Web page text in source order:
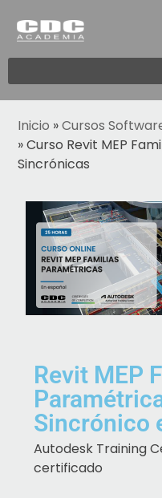
Inicio »Cursos
»Curso Revit MEP
Sincrónicas
Revit MEP
Sincrónico
Autodesk Training
certificado